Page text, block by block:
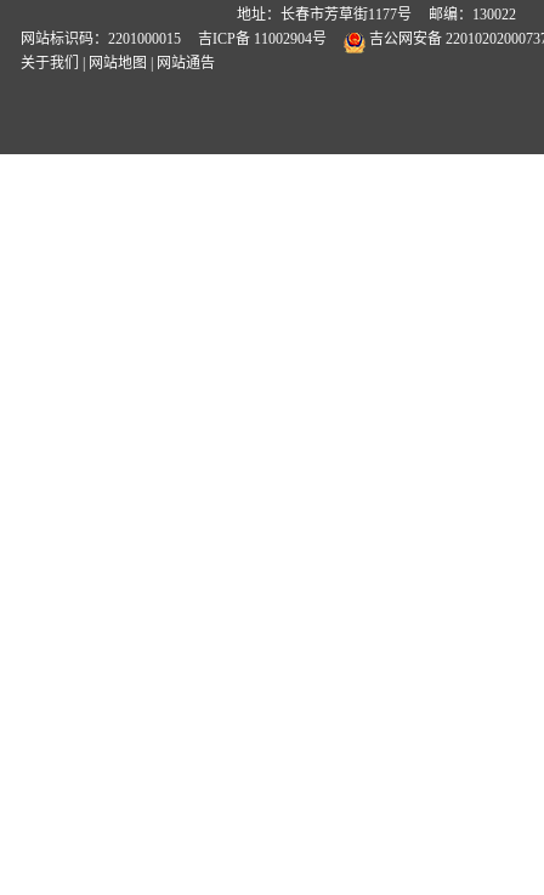
地址：长春市芳草街1177号
邮编：130022
网站标识码：2201000015
吉ICP备 11002904号
吉公网安备
关于我们
网站地图 网站通告